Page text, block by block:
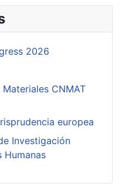
2026
CNMAT
europea
Investigación
Humanas